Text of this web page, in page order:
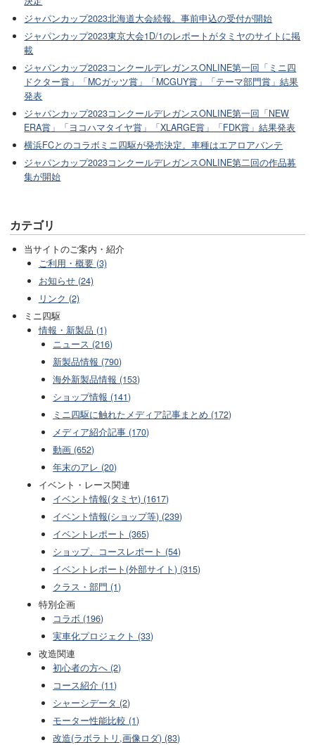
ジャパンカップ2023北海道大会続報。事前申込の受付が開始
ジャパンカップ2023東京大会1D/1のレポートがタミヤのサイトに掲
載
ジャパンカップ2023コンクールデレガンスONLINE第一回「ミニ四
ドクター賞」「MCガッツ賞」「MCGUY賞」「テーマ部門賞」結果
発表
ジャパンカップ2023コンクールデレガンスONLINE第一回「NEW
ERA賞」「ヨコハマタイヤ賞」「XLARGE賞」「FDK賞」結果発表
横浜FCとのコラボミニ四駆が発売決定。車種はエアロアバンテ
ジャパンカップ2023コンクールデレガンスONLINE第二回の作品募
集が開始
カテゴリ
当サイトのご案内・紹介
ご利用・概要 (3)
お知らせ (24)
リンク (2)
ミニ四駆
情報・新製品 (1)
ニュース (216)
新製品情報 (790)
海外新製品情報 (153)
ショップ情報 (141)
ミニ四駆に触れたメディア記事まとめ (172)
メディア紹介記事 (170)
動画 (652)
年末のアレ (20)
イベント・レース関連
イベント情報(タミヤ) (1617)
イベント情報(ショップ等) (239)
イベントレポート (365)
ショップ、コースレポート (54)
イベントレポート(外部サイト) (315)
クラス・部門 (1)
特別企画
コラボ (196)
実車化プロジェクト (33)
改造関連
初心者の方へ (2)
コース紹介 (11)
シャーシデータ (2)
モーター性能比較 (1)
改造(ラボラトリ,画像ロダ) (83)